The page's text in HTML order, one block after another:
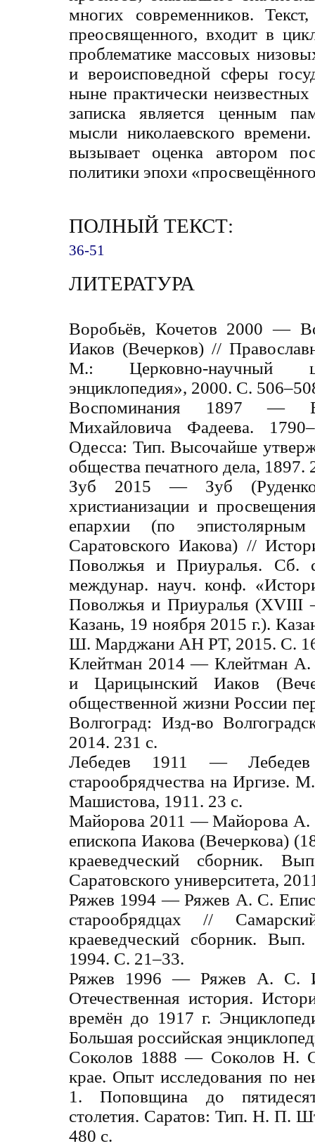
многих современников.
преосвященного, входит в
проблематике массовых
и вероисповедной сферы
ныне практически
записка является ценным
мысли николаевского
вызывает оценка автором
политики эпохи
ПОЛНЫЙ ТЕКСТ:
36-51
ЛИТЕРАТУРА
Воробьёв, Кочетов 2000 ―
Иаков (Вечерков) //
М.: Церковно-научный
энциклопедия», 2000. С.
Воспоминания 1897 ―
Михайловича Фадеева.
Одесса: Тип. Высочайше
общества печатного дела, 1897.
Зуб 2015 ― Зуб
христианизации и
епархии (по эпистолярным
Саратовского Иакова) //
Поволжья и Приуралья. Сб.
междунар. науч. конф.
Поволжья и Приуралья (XVIII
Казань, 19 ноября 2015 г.).
Ш. Марджани АН РТ, 2015. С.
Клейтман 2014 ― Клейтман А.
и Царицынский Иаков
общественной жизни России
Волгоград: Изд-во
2014. 231 с.
Лебедев 1911 ―
старообрядчества на Иргизе.
Машистова, 1911. 23 с.
Майорова 2011 ― Майорова А.
епископа Иакова (Вечеркова)
краеведческий сборник.
Саратовского университета,
Ряжев 1994 ― Ряжев А. С.
старообрядцах //
краеведческий сборник.
1994. С. 21–33.
Ряжев 1996 ― Ряжев А. С.
Отечественная история.
времён до 1917 г.
Большая российская
Соколов 1888 ― Соколов Н.
крае. Опыт исследования по
1. Поповщина до
столетия. Саратов: Тип. Н. П.
480 с.